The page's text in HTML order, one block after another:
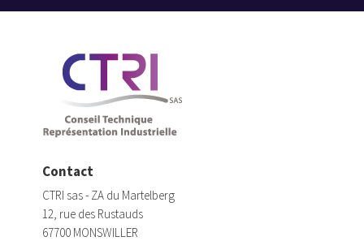
Contact
CTRI sas - ZA du Martelberg
12, rue des Rustauds
67700 MONSWILLER